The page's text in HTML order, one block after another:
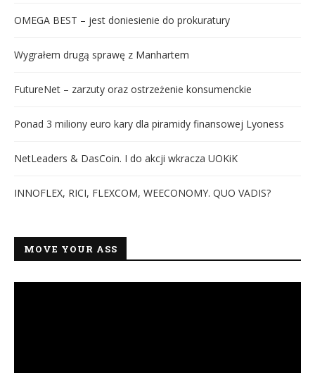
OMEGA BEST – jest doniesienie do prokuratury
Wygrałem drugą sprawę z Manhartem
FutureNet – zarzuty oraz ostrzeżenie konsumenckie
Ponad 3 miliony euro kary dla piramidy finansowej Lyoness
NetLeaders & DasCoin. I do akcji wkracza UOKiK
INNOFLEX, RICI, FLEXCOM, WEECONOMY. QUO VADIS?
MOVE YOUR ASS